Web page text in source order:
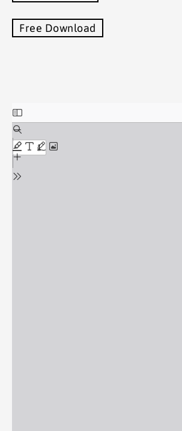
Free Download